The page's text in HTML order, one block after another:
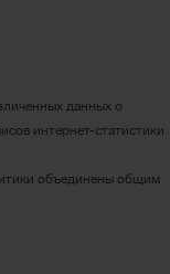
данных о
интернет-статистики
объединены общим